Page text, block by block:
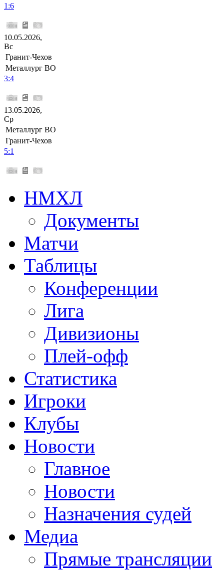
1:6
10.05.2026,
Вс
Гранит-Чехов
Металлург ВО
3:4
13.05.2026,
Ср
Металлург ВО
Гранит-Чехов
5:1
НМХЛ
Документы
Матчи
Таблицы
Конференции
Лига
Дивизионы
Плей-офф
Статистика
Игроки
Клубы
Новости
Главное
Новости
Назначения судей
Медиа
Прямые трансляции